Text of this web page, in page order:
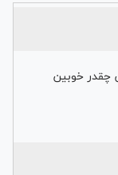
چقدر خوبین